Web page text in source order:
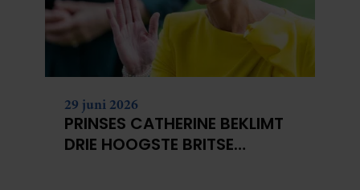
29 juni 2026
PRINSES CATHERINE BEKLIMT
DRIE HOOGSTE BRITSE